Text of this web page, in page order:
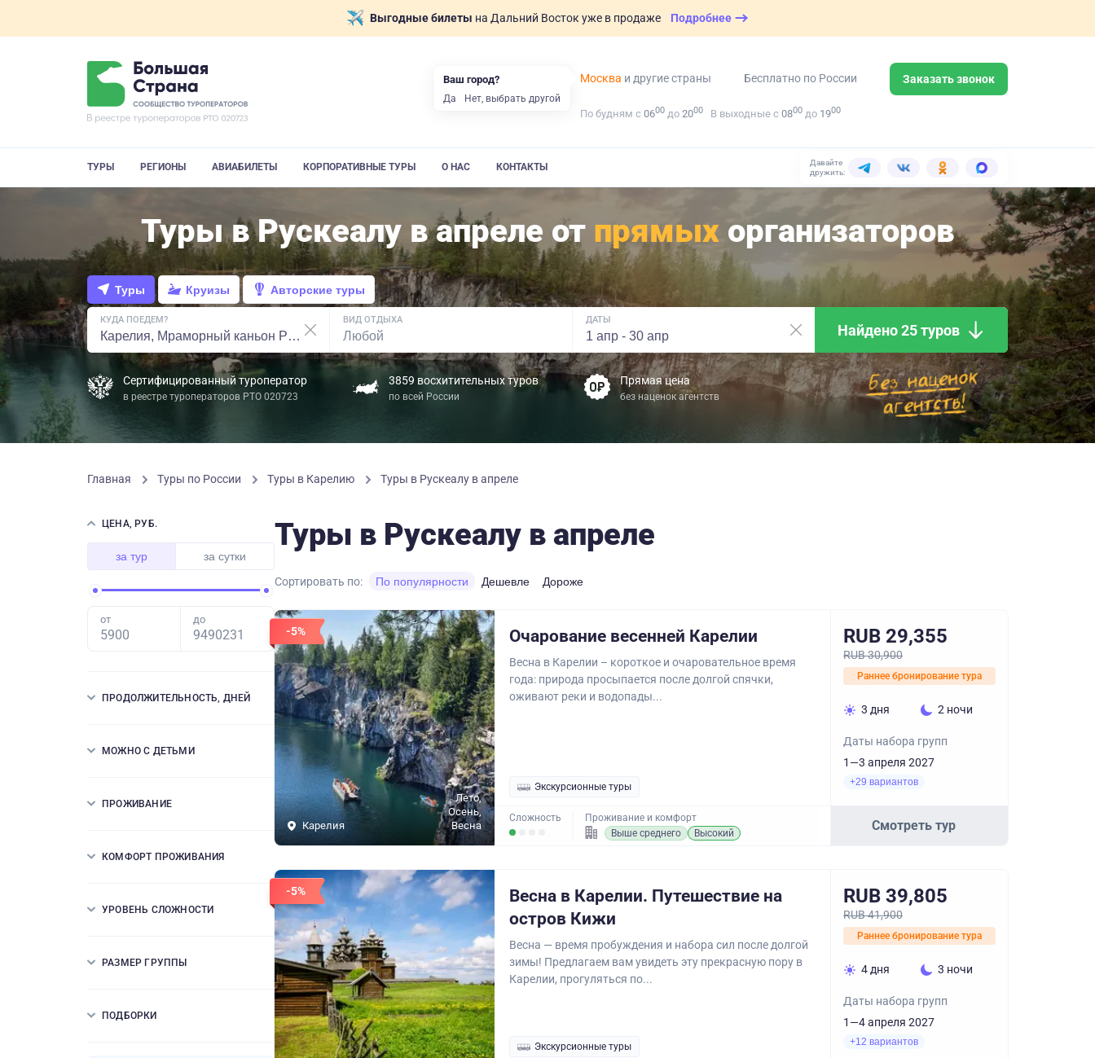
Выгодные билеты на Дальний Восток уже в продаже Подробнее
Москва и другие страны Бесплатно по России Заказать звонок
По будням с 0600 до 2000 В выходные с 0800 до 1900
ТУРЫ РЕГИОНЫ АВИАБИЛЕТЫ КОРПОРАТИВНЫЕ ТУРЫ О НАС КОНТАКТЫ
Давайте
дружить:
Туры в Рускеалу в апреле от прямых организаторов
Туры Круизы Авторские туры
КУДА ПОЕДЕМ? ВИД ОТДЫХА ДАТЫ
Найдено 25 туров
Сертифицированный туроператор
в реестре туроператоров РТО 020723
3859 восхитительных туров
по всей России
Прямая цена
без наценок агентств
Главная Туры по России Туры в Карелию Туры в Рускеалу в апреле
ЦЕНА, РУБ.
за тур за сутки
от до
ПРОДОЛЖИТЕЛЬНОСТЬ, ДНЕЙ
МОЖНО С ДЕТЬМИ
ПРОЖИВАНИЕ
КОМФОРТ ПРОЖИВАНИЯ
УРОВЕНЬ СЛОЖНОСТИ
РАЗМЕР ГРУППЫ
ПОДБОРКИ
Туры в Рускеалу в апреле
Сортировать по: По популярности Дешевле Дороже
-5%
Карелия
Лето,
Осень,
Весна
Очарование весенней Карелии
Весна в Карелии – короткое и очаровательное время
года: природа просыпается после долгой спячки,
оживают реки и водопады...
Экскурсионные туры
Сложность
Проживание и комфорт
Выше среднего
Высокий
RUB 29,355
RUB 30,900
Раннее бронирование тура
3 дня 2 ночи
Даты набора групп
1—3 апреля 2027
+29 вариантов
Смотреть тур
-5%
Весна в Карелии. Путешествие на
остров Кижи
Весна — время пробуждения и набора сил после долгой
зимы! Предлагаем вам увидеть эту прекрасную пору в
Карелии, прогуляться по...
Экскурсионные туры
RUB 39,805
RUB 41,900
Раннее бронирование тура
4 дня 3 ночи
Даты набора групп
1—4 апреля 2027
+12 вариантов
Ваш город?
Да Нет, выбрать другой